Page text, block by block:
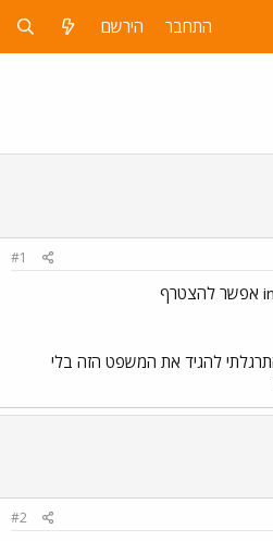
התחבר הירשם
#1
שלום ../images/Emo140.gif אפשר להצטרף
להגיד את המשפט הזה בלי
#2